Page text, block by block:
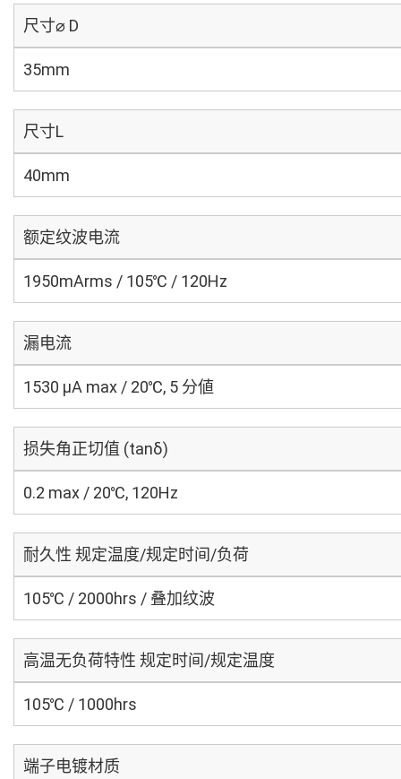
尺寸⌀ D
35mm
尺寸L
40mm
额定纹波电流
1950mArms / 105℃ / 120Hz
漏电流
1530 μA max / 20℃, 5 分値
损失角正切值 (tanδ)
0.2 max / 20℃, 120Hz
耐久性 规定温度/规定时间/负荷
105℃ / 2000hrs / 叠加纹波
高温无负荷特性 规定时间/规定温度
105℃ / 1000hrs
端子电镀材质